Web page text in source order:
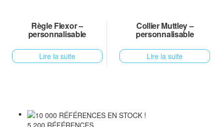
Règle Flexor –
personnalisable
Lire la suite
Collier Muttley –
personnalisable
Lire la suite
5 200 RÉFÉRENCES